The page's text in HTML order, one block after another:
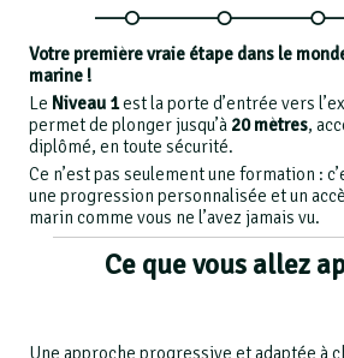
Votre première vraie étape dans le
marine !
Le Niveau 1est la porte d’entrée vers
permet de plonger jusqu’à 20 mètres,
diplômé, en toute sécurité.
Ce n’est pas seulement une formation :
une progression personnalisée et un
marin comme vous ne l’avez jamais vu.
Ce que vous allez
Une approche progressive et adaptée à